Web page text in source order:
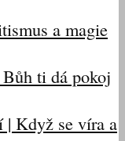
a magie
ti dá pokoj
| Když se víra a